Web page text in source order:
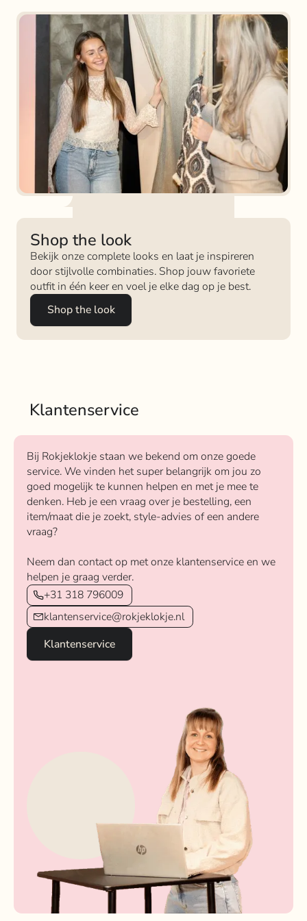
Shop the look
Bekijk onze complete looks en laat je inspireren
door stijlvolle combinaties. Shop jouw favoriete
outfit in één keer en voel je elke dag op je best.
Shop the look
Klantenservice
Bij Rokjeklokje staan we bekend om onze goede
service. We vinden het super belangrijk om jou zo
goed mogelijk te kunnen helpen en met je mee te
denken. Heb je een vraag over je bestelling, een
item/maat die je zoekt, style-advies of een andere
vraag?
Neem dan contact op met onze klantenservice en we
helpen je graag verder.
+31 318 796009
klantenservice@rokjeklokje.nl
Klantenservice